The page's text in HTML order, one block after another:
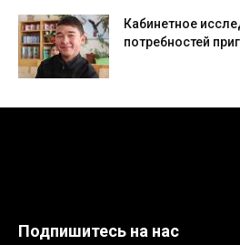
Кабинетное
потребностей
Подпишитесь на нас